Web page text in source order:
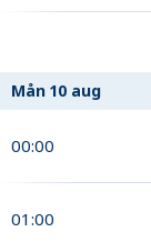
Mån 10 aug
00:00
01:00